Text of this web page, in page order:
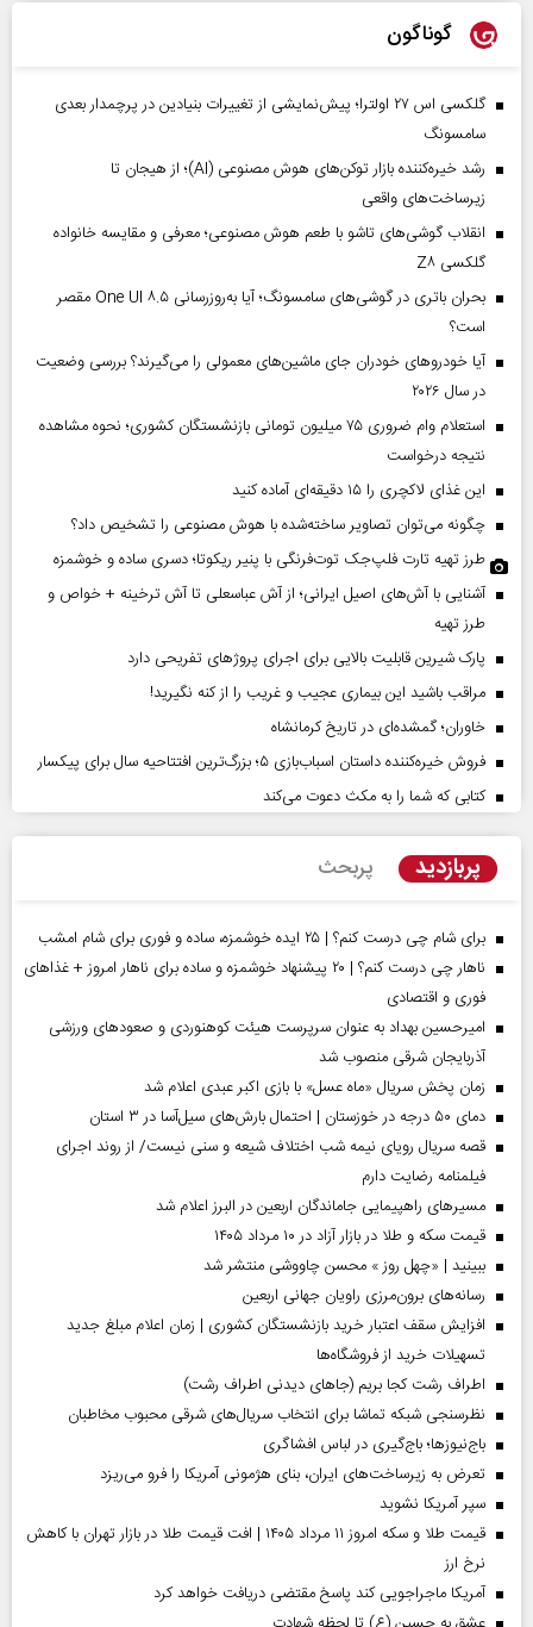
گوناگون
گلکسی اس ۲۷ اولترا؛ پیش‌نمایشی از تغییرات بنیادین در پرچمدار بعدی
سامسونگ
رشد خیره‌کننده بازار توکن‌های هوش مصنوعی (AI)؛ از هیجان تا
زیرساخت‌های واقعی
انقلاب گوشی‌های تاشو‌ با طعم هوش مصنوعی؛ معرفی و مقایسه خانواده
گلکسی Z۸
بحران باتری در گوشی‌های سامسونگ؛ آیا به‌روزرسانی One UI ۸.۵ مقصر
است؟
آیا خودروهای خودران جای ماشین‌های معمولی را می‌گیرند؟ بررسی وضعیت
در سال ۲۰۲۶
استعلام وام ضروری ۷۵ میلیون تومانی بازنشستگان کشوری؛ نحوه مشاهده
نتیجه درخواست
این غذای لاکچری را ۱۵ دقیقه‌ای آماده کنید
چگونه می‌توان تصاویر ساخته‌شده با هوش مصنوعی را تشخیص داد؟
طرز تهیه تارت فلپ‌جک توت‌فرنگی با پنیر ریکوتا؛ دسری ساده و خوشمزه
آشنایی با آش‌های اصیل ایرانی؛ از آش عباسعلی تا آش ترخینه + خواص و
طرز تهیه
پارک شیرین قابلیت‌ بالایی برای اجرای پروژهای تفریحی دارد
مراقب باشید این بیماری عجیب و غریب را از کنه نگیرید!
خاوران؛ گمشده‌ای در تاریخ کرمانشاه
فروش خیره‌کننده داستان اسباب‌بازی ۵؛ بزرگ‌ترین افتتاحیه سال برای پیکسار
کتابی که شما را به مکث دعوت می‌کند
پربازدید پربحث
برای شام چی درست کنم؟ | ۲۵ ایده خوشمزه، ساده و فوری برای شام امشب
ناهار چی درست کنم؟ | ۲۰ پیشنهاد خوشمزه و ساده برای ناهار امروز + غذاهای
فوری و اقتصادی
امیرحسین بهداد به عنوان سرپرست هیئت کوهنوردی و صعودهای ورزشی
آذربایجان شرقی منصوب شد
زمان پخش سریال «ماه عسل» با بازی اکبر عبدی اعلام شد
دمای ۵۰ درجه در خوزستان | احتمال بارش‌های سیل‌آسا در ۳ استان
قصه سریال رویای نیمه شب اختلاف شیعه و سنی نیست/ از روند اجرای
فیلمنامه رضایت دارم
مسیر‌های راهپیمایی جاماندگان اربعین در البرز اعلام شد
قیمت سکه و طلا در بازار آزاد در ۱۰ مرداد ۱۴۰۵
ببینید | «چهل روز » محسن چاووشی منتشر شد
رسانه‌های برون‌مرزی راویان جهانی اربعین
افزایش سقف اعتبار خرید بازنشستگان کشوری | زمان اعلام مبلغ جدید
تسهیلات خرید از فروشگاه‌ها
اطراف رشت کجا بریم (جاهای دیدنی اطراف رشت)
نظرسنجی شبکه تماشا برای انتخاب سریال‌های شرقی محبوب مخاطبان
باج‌نیوزها؛ باج‌گیری در لباس افشاگری
تعرض به زیرساخت‌های ایران، بنای هژمونی آمریکا را فرو می‌ریزد
سپر آمریکا نشوید
قیمت طلا و سکه امروز ۱۱ مرداد ۱۴۰۵ | افت قیمت طلا در بازار تهران با کاهش
نرخ ارز
آمریکا ماجراجویی کند پاسخ مقتضی دریافت خواهد کرد